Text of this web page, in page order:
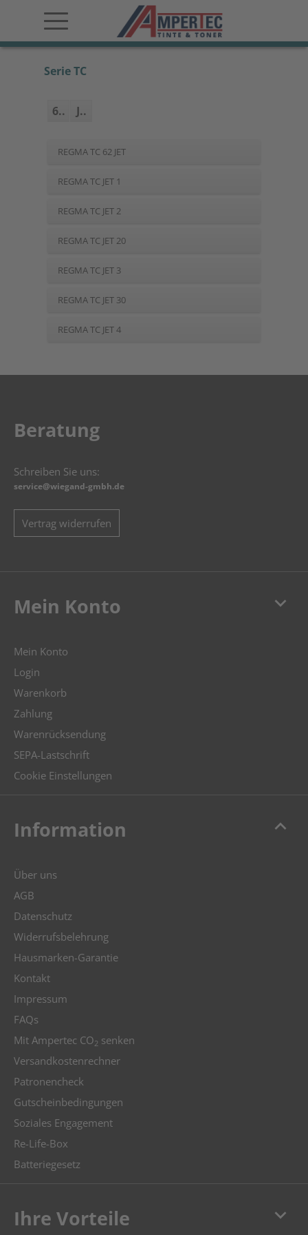
Serie TC
6.. J..
REGMA TC 62 JET
REGMA TC JET 1
REGMA TC JET 2
REGMA TC JET 20
REGMA TC JET 3
REGMA TC JET 30
REGMA TC JET 4
Beratung
Schreiben Sie uns:
service@wiegand-gmbh.de
Vertrag widerrufen
keyboard_arrow_down
Mein Konto
Mein Konto
Login
Warenkorb
Zahlung
Warenrücksendung
SEPA-Lastschrift
Cookie Einstellungen
keyboard_arrow_up
Information
Über uns
AGB
Datenschutz
Widerrufsbelehrung
Hausmarken-Garantie
Kontakt
Impressum
FAQs
Mit Ampertec CO2 senken
Versandkostenrechner
Patronencheck
Gutscheinbedingungen
Soziales Engagement
Re-Life-Box
Batteriegesetz
keyboard_arrow_down
Ihre Vorteile